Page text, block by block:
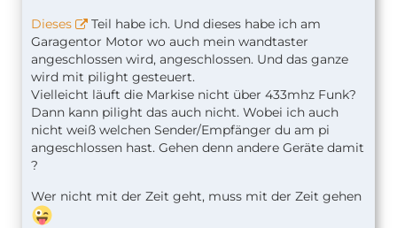
Dieses
Teil habe ich. Und dieses habe ich am
Garagentor Motor wo auch mein wandtaster
angeschlossen wird, angeschlossen. Und das ganze
wird mit pilight gesteuert.
Vielleicht läuft die Markise nicht über 433mhz Funk?
Dann kann pilight das auch nicht. Wobei ich auch
nicht weiß welchen Sender/Empfänger du am pi
angeschlossen hast. Gehen denn andere Geräte damit
?
Wer nicht mit der Zeit geht, muss mit der Zeit gehen